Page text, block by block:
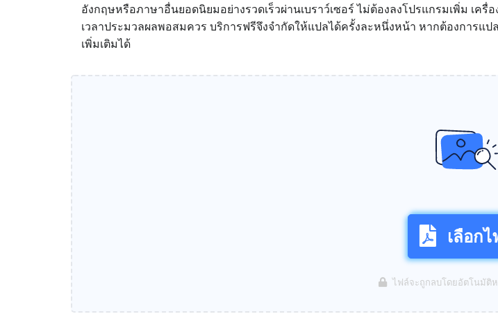
อังกฤษหรือภาษาอื่นยอดนิยมอย่างรวดเร็วผ่านเบราว์เซอร์ ไม่ต้องลงโปรแกรมเพิ่ม เค
เวลาประมวลผลพอสมควร บริการฟรีจึงจำกัดให้แปลได้ครั้งละหนึ่งหน้า หากต้องการแ
เพิ่มเติมได้
เลือก
ไฟล์จะถูกลบโดยอัตโนมัติ